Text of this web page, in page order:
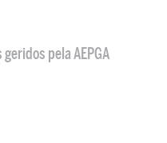
pela AEPGA